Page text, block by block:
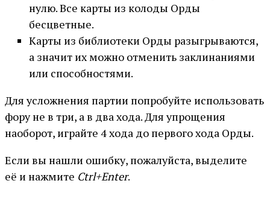
нулю. Все карты из колоды Орды
бесцветные.
Карты из библиотеки Орды разыгрываются,
а значит их можно отменить заклинаниями
или способностями.
Для усложнения партии попробуйте использовать
фору не в три, а в два хода. Для упрощения
наоборот, играйте 4 хода до первого хода Орды.
Если вы нашли ошибку, пожалуйста, выделите
её и нажмите Ctrl+Enter.